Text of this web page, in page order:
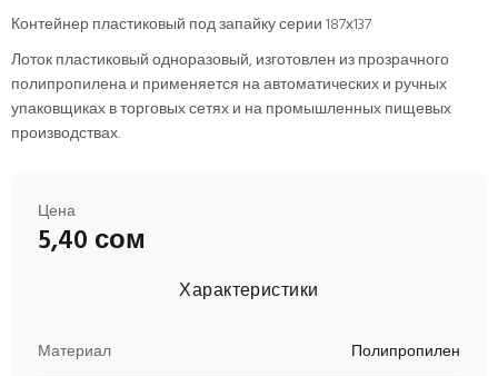
Контейнер пластиковый под запайку серии 187х137
Лоток пластиковый одноразовый, изготовлен из прозрачного
полипропилена и применяется на автоматических и ручных
упаковщиках в торговых сетях и на промышленных пищевых
производствах.
Цена
5,40 сом
Характеристики
Материал
Полипропилен